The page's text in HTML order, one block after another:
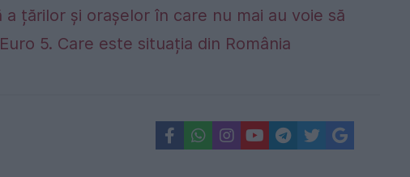
țărilor și orașelor în care nu mai au voie să
5. Care este situația din România